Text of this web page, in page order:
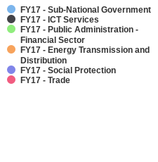
FY17 - Sub-National Government
FY17 - ICT Services
FY17 - Public Administration -
Financial Sector
FY17 - Energy Transmission and
Distribution
FY17 - Social Protection
FY17 - Trade